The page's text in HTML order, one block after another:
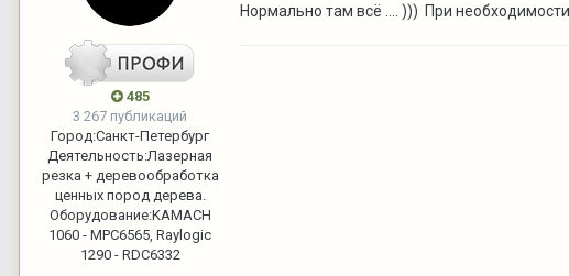
485
3 267 публикаций
Город:Санкт-Петербург
Деятельность:Лазерная
резка + деревообработка
ценных пород дерева.
Оборудование:KAMACH
1060 - MPC6565, Raylogic
1290 - RDC6332
Нормально там всё .... ))) При